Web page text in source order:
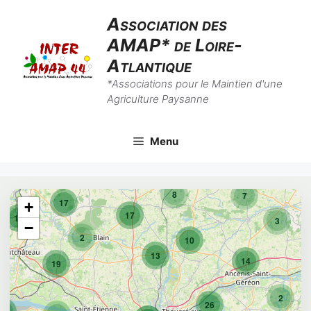
contenu
Association des
AMAP* de Loire-
Atlantique
*Associations pour le Maintien d'une
Agriculture Paysanne
Menu
7
8
3
2
14
17
17
2
10
19
10
26
13
+
−